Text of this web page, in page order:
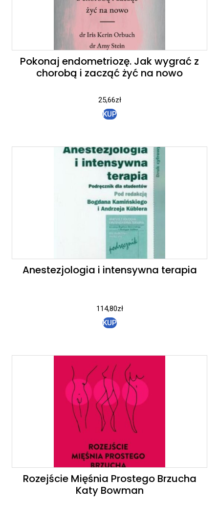
Pokonaj endometriozę. Jak wygrać z
chorobą i zacząć żyć na nowo
25,66zł
KUP
Anestezjologia i intensywna terapia
114,80zł
KUP
Rozejście Mięśnia Prostego Brzucha
Katy Bowman